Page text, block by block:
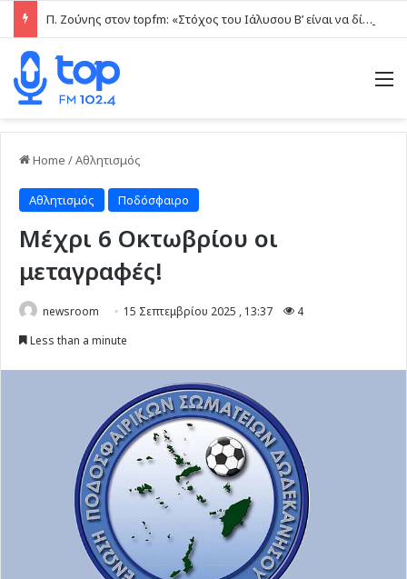
Π. Ζούνης στον topfm: «Στόχος του Ιάλυσου Β’ είναι να δίνει παιχνίδια και πραγματικές ευκαιρίες στα νέα παιδιά» (ηχητικό)
Home /Αθλητισμός
Αθλητισμός Ποδόσφαιρο
Μέχρι 6 Οκτωβρίου οι
μεταγραφές!
newsroom 15 Σεπτεμβρίου 2025 , 13:37
4
Less than a minute